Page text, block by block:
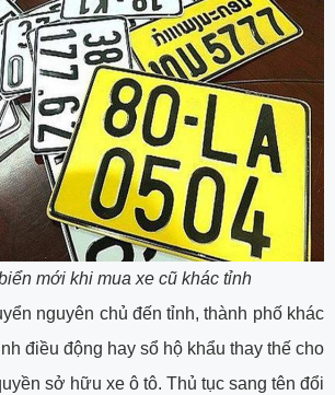
mới khi mua xe cũ khác tỉnh
nguyên chủ đến tỉnh, thành phố khác
điều động hay sổ hộ khẩu thay thế cho
sở hữu xe ô tô. Thủ tục sang tên đổi